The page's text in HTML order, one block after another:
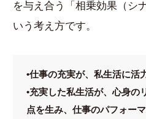
を与え合う「相乗効果（シ
いう考え方です。
•仕事の充実が、私生活に活
•充実した私生活が、心身の
点を生み、仕事のパフォー